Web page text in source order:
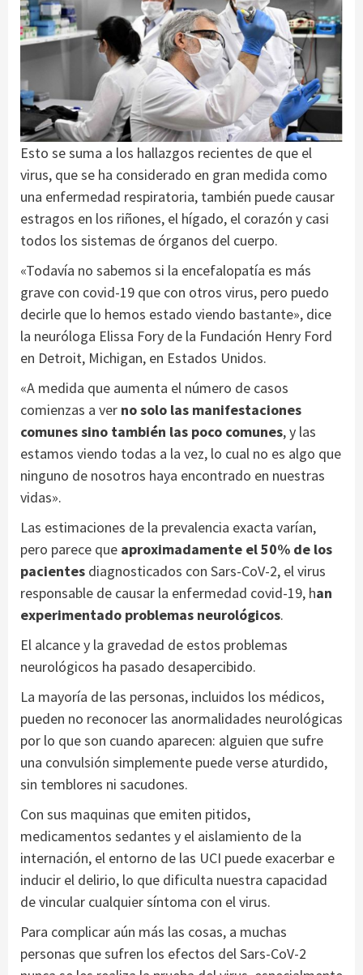
Esto se suma a los hallazgos recientes de que el
virus, que se ha considerado en gran medida como
una enfermedad respiratoria, también puede causar
estragos en los riñones, el hígado, el corazón y casi
todos los sistemas de órganos del cuerpo.
«Todavía no sabemos si la encefalopatía es más
grave con covid-19 que con otros virus, pero puedo
decirle que lo hemos estado viendo bastante», dice
la neuróloga Elissa Fory de la Fundación Henry Ford
en Detroit, Michigan, en Estados Unidos.
«A medida que aumenta el número de casos
comienzas a ver no solo las manifestaciones
comunes sino también las poco comunes, y las
estamos viendo todas a la vez, lo cual no es algo que
ninguno de nosotros haya encontrado en nuestras
vidas».
Las estimaciones de la prevalencia exacta varían,
pero parece que aproximadamente el 50% de los
pacientes diagnosticados con Sars-CoV-2, el virus
responsable de causar la enfermedad covid-19, han
experimentado problemas neurológicos.
El alcance y la gravedad de estos problemas
neurológicos ha pasado desapercibido.
La mayoría de las personas, incluidos los médicos,
pueden no reconocer las anormalidades neurológicas
por lo que son cuando aparecen: alguien que sufre
una convulsión simplemente puede verse aturdido,
sin temblores ni sacudones.
Con sus maquinas que emiten pitidos,
medicamentos sedantes y el aislamiento de la
internación, el entorno de las UCI puede exacerbar e
inducir el delirio, lo que dificulta nuestra capacidad
de vincular cualquier síntoma con el virus.
Para complicar aún más las cosas, a muchas
personas que sufren los efectos del Sars-CoV-2